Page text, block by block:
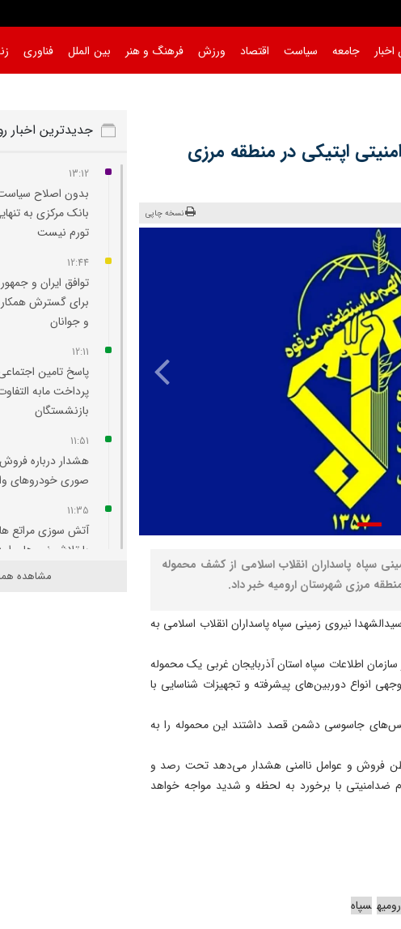
اخبار جامعه سیاست اقتصاد ورزش فرهنگ و هنر بین الملل فناوری
اپتیکی در منطقه مرزی
نسخه چاپی
سپاه پاسداران انقلاب اسلامی از کشف محموله
مرزی شهرستان ارومیه خبر داد.
نیروی زمینی سپاه پاسداران انقلاب اسلامی به
اطلاعات سپاه استان آذربایجان غربی یک محموله
انواع دوربین‌های پیشرفته و تجهیزات شناسایی با
جاسوسی دشمن قصد داشتند این محموله را به
وطن فروش و عوامل ناامنی هشدار می‌دهد تحت رصد و
ضدامنیتی با برخورد به لحظه و شدید مواجه خواهد
سپاه
جدیدترین اخبار
13:12
بدون اصلاح
بانک مرکزی به
تورم نیست
12:44
توافق ایران و
برای گسترش
و جوانان
12:11
پاسخ تامین‌
پرداخت مابه‌
بازنشستگان
11:51
هشدار درباره
صوری خودروهای
11:35
آتش‌ سوزی مراتع
با تلاش نیروهای
مشاهده